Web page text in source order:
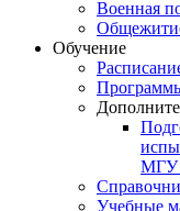
Военная
Обучение
МГУ
Учебные